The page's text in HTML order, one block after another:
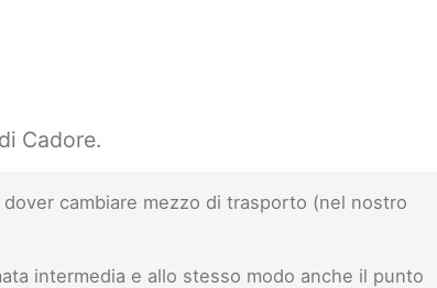
Cadore.
cambiare mezzo di trasporto (nel nostro
intermedia e allo stesso modo anche il punto